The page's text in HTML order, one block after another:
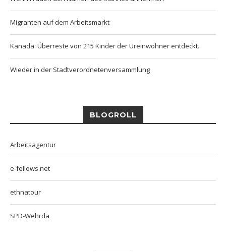
Migranten auf dem Arbeitsmarkt
Kanada: Überreste von 215 Kinder der Ureinwohner entdeckt.
Wieder in der Stadtverordnetenversammlung
BLOGROLL
Arbeitsagentur
e-fellows.net
ethnatour
SPD-Wehrda